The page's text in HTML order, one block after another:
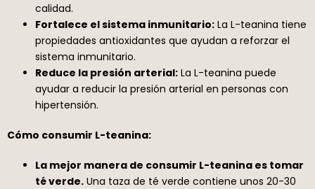
calidad.
Fortalece el sistema inmunitario: La L-teanina tiene
propiedades antioxidantes que ayudan a reforzar el
sistema inmunitario.
Reduce la presión arterial: La L-teanina puede
ayudar a reducir la presión arterial en personas con
hipertensión.
Cómo consumir L-teanina:
La mejor manera de consumir L-teanina es tomar
té verde. Una taza de té verde contiene unos 20-30